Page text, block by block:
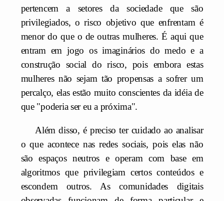
pertencem a setores da sociedade que são
privilegiados, o risco objetivo que enfrentam é
menor do que o de outras mulheres. É aqui que
entram em jogo os imaginários do medo e a
construção social do risco, pois embora estas
mulheres não sejam tão propensas a sofrer um
percalço, elas estão muito conscientes da idéia de
que "poderia ser eu a próxima".
Além disso, é preciso ter cuidado ao analisar
o que acontece nas redes sociais, pois elas não
são espaços neutros e operam com base em
algoritmos que privilegiam certos conteúdos e
escondem outros. As comunidades digitais